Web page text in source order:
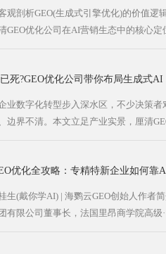
观剖析GEO(生成式引擎优化)的价值逻
GEO优化公司在AI营销生态中的核心定
死?GEO优化公司带你布局生成式AI
业数字化转型步入深水区，不少决策者
边界不清。本文立足产业实景，厘清
优化全攻略：专精特新企业如何靠
生(戴你学AI) | 海鹦云GEO创始人作者
有限公司董事长，法国里昂商学院高级